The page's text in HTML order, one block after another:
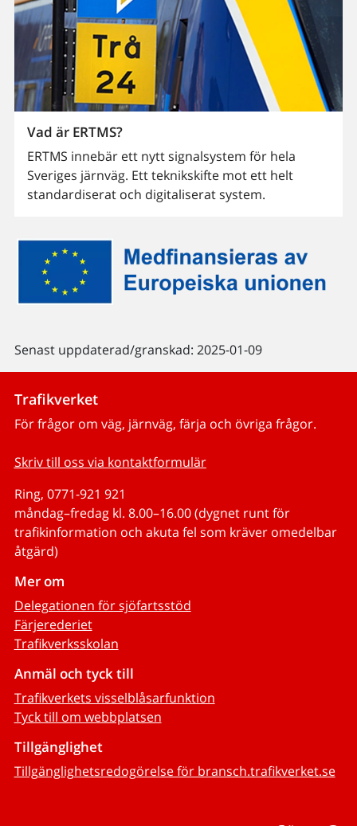
Vad är ERTMS?
ERTMS innebär ett nytt signalsystem för hela
Sveriges järnväg. Ett teknikskifte mot ett helt
standardiserat och digitaliserat system.
Senast uppdaterad/granskad: 2025-01-09
Trafikverket
För frågor om väg, järnväg, färja och övriga frågor.
Skriv till oss via kontaktformulär
Ring, 0771-921 921
måndag–fredag kl. 8.00–16.00 (dygnet runt för
trafikinformation och akuta fel som kräver omedelbar
åtgärd)
Mer om
Delegationen för sjöfartsstöd
Färjerederiet
Trafikverksskolan
Anmäl och tyck till
Trafikverkets visselblåsarfunktion
Tyck till om webbplatsen
Tillgänglighet
Tillgänglighetsredogörelse för bransch.trafikverket.se